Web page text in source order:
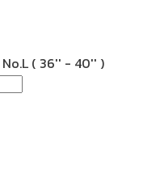
( 36'' - 40'' )